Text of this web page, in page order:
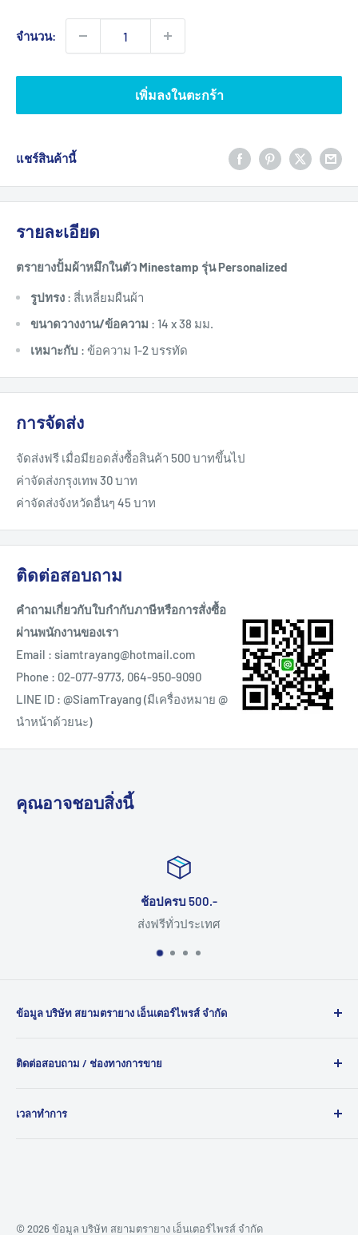
จำนวน:
เพิ่มลงในตะกร้า
แชร์สินค้านี้
รายละเอียด
ตรายางปั้มผ้าหมึกในตัว Minestamp รุ่น Personalized
รูปทรง : สี่เหลี่ยมผืนผ้า
ขนาดวางงาน/ข้อความ : 14 x 38 มม.
เหมาะกับ : ข้อความ 1-2 บรรทัด
การจัดส่ง
จัดส่งฟรี เมื่อมียอดสั่งซื้อสินค้า 500 บาทขึ้นไป
ค่าจัดส่งกรุงเทพ 30 บาท
ค่าจัดส่งจังหวัดอื่นๆ 45 บาท
ติดต่อสอบถาม
คำถามเกี่ยวกับใบกำกับภาษีหรือการสั่งซื้อ
ผ่านพนักงานของเรา
Email : siamtrayang@hotmail.com
Phone : 02-077-9773, 064-950-9090
LINE ID : @SiamTrayang (มีเครื่องหมาย @
นำหน้าด้วยนะ)
คุณอาจชอบสิ่งนี้
ช้อปครบ 500.-
ส่งฟรีทั่วประเทศ
ข้อมูล บริษัท สยามตรายาง เอ็นเตอร์ไพรส์ จำกัด
ตรายางหมึกใน ตัว คุณภาพสูงสำหรับทุกความต้องการของ
ประเภท เช่นตรายางหน่วยราชการ ตรายางบริษัท ตรายางโรง
ติดต่อสอบถาม / ช่องทางการขาย
11120
เวลาทำการ
© 2026 ข้อมูล บริษัท สยามตรายาง เอ็นเตอร์ไพรส์ จำกัด